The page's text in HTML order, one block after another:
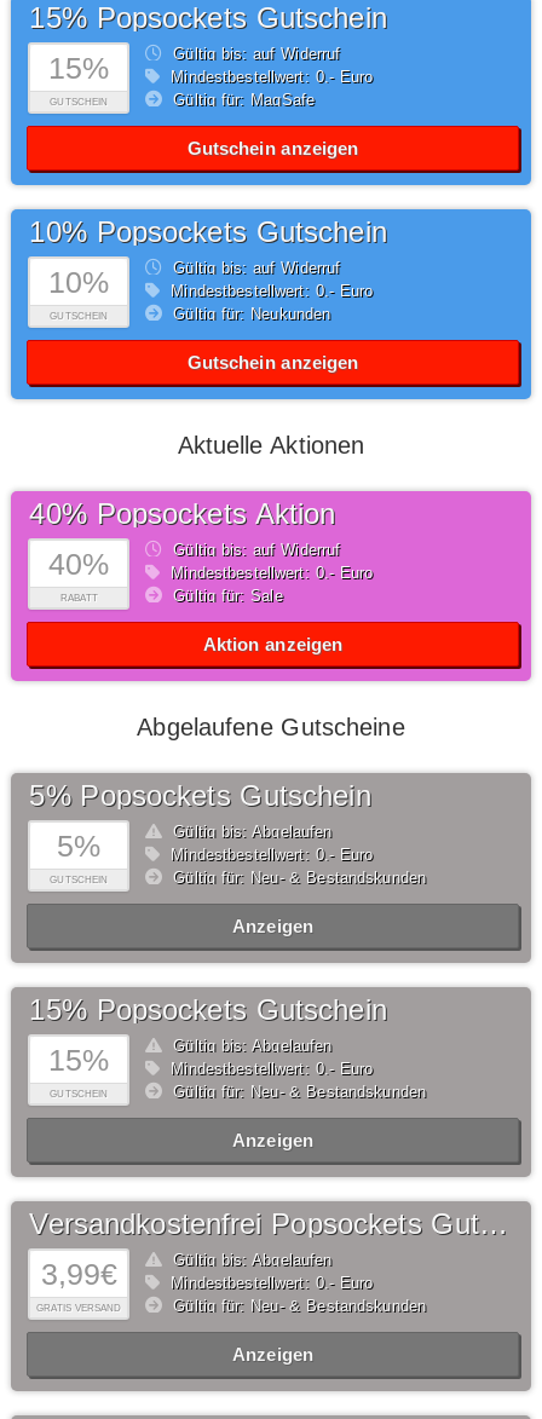
15%
GUTSCHEIN
15% Popsockets Gutschein
Gültig bis: auf Widerruf
Mindestbestellwert: 0,- Euro
Gültig für: MagSafe
Gutschein anzeigen
10%
GUTSCHEIN
10% Popsockets Gutschein
Gültig bis: auf Widerruf
Mindestbestellwert: 0,- Euro
Gültig für: Neukunden
Gutschein anzeigen
Aktuelle Aktionen
40%
RABATT
40% Popsockets Aktion
Gültig bis: auf Widerruf
Mindestbestellwert: 0,- Euro
Gültig für: Sale
Aktion anzeigen
Abgelaufene Gutscheine
5%
GUTSCHEIN
5% Popsockets Gutschein
Gültig bis: Abgelaufen
Mindestbestellwert: 0,- Euro
Gültig für: Neu- & Bestandskunden
Anzeigen
15%
GUTSCHEIN
15% Popsockets Gutschein
Gültig bis: Abgelaufen
Mindestbestellwert: 0,- Euro
Gültig für: Neu- & Bestandskunden
Anzeigen
3,99€
GRATIS VERSAND
Versandkostenfrei Popsockets Gutschein
Gültig bis: Abgelaufen
Mindestbestellwert: 0,- Euro
Gültig für: Neu- & Bestandskunden
Anzeigen